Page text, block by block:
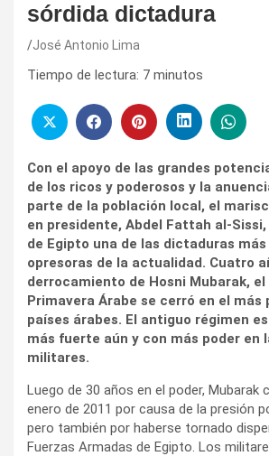
sórdida dictadura
José Antonio Lima
Tiempo de lectura: 7 minutos
Con el apoyo de las grandes
de los ricos y poderosos y la
parte de la población local, el
en presidente, Abdel Fattah al-
de Egipto una de las dictaduras
opresoras de la actualidad. Cuatro
derrocamiento de Hosni Mubarak,
Primavera Árabe se cerró en el más
países árabes. El antiguo régimen
más fuerte aún y con más poder en
militares.
Luego de 30 años en el poder, Mubarak
enero de 2011 por causa de la presión
pero también por haberse tornado
Fuerzas Armadas de Egipto. Los